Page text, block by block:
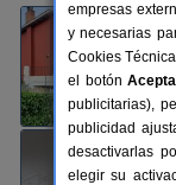
empresas
y necesarias
Cookies
el botón
publicitarias),
publicidad
desactivarlas
elegir su